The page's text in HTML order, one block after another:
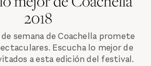
2018
semana de Coachella promete
Escucha lo mejor de
a esta edición del festival.